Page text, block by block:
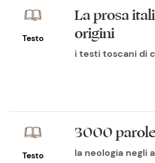
Testo
La prosa
origini
i testi toscani di
Testo
3000
la neologia negli